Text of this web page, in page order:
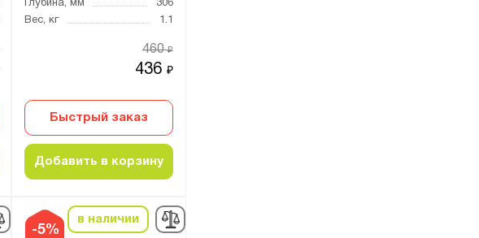
Глубина, мм
306
Вес, кг
1.1
436 ₽
460₽
Быстрый заказ
Добавить в корзину
-5%
в наличии